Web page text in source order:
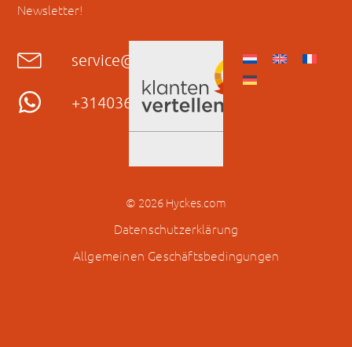
Newsletter!
service@hyckes.com
+31403690404
© 2026 Hyckes.com
Datenschutzerklärung
Allgemeinen Geschäftsbedingungen